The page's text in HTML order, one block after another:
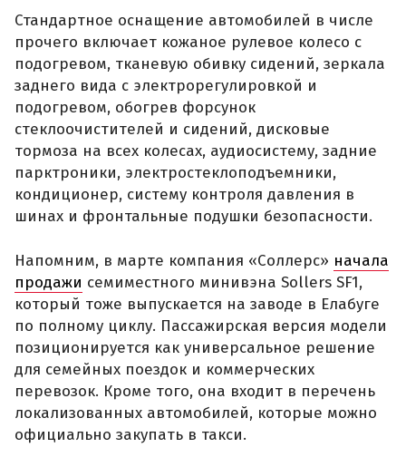
Стандартное оснащение автомобилей в числе
прочего включает кожаное рулевое колесо с
подогревом, тканевую обивку сидений, зеркала
заднего вида с электрорегулировкой и
подогревом, обогрев форсунок
стеклоочистителей и сидений, дисковые
тормоза на всех колесах, аудиосистему, задние
парктроники, электростеклоподъемники,
кондиционер, систему контроля давления в
шинах и фронтальные подушки безопасности.
Напомним, в марте компания «Соллерс» начала
продажи семиместного минивэна Sollers SF1,
который тоже выпускается на заводе в Елабуге
по полному циклу. Пассажирская версия модели
позиционируется как универсальное решение
для семейных поездок и коммерческих
перевозок. Кроме того, она входит в перечень
локализованных автомобилей, которые можно
официально закупать в такси.